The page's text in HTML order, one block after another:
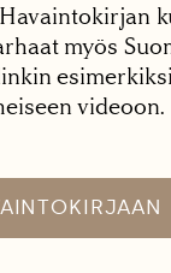
myös
videoon.